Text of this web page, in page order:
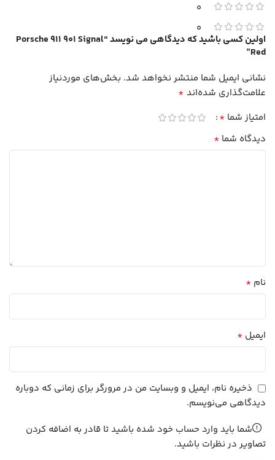
0
0
اولین کسی باشید که دیدگاهی می نویسد “Porsche 911 901 Signal
Red”
نشانی ایمیل شما منتشر نخواهد شد. بخش‌های موردنیاز
علامت‌گذاری شده‌اند *
امتیاز شما *
دیدگاه شما *
نام *
ایمیل *
ذخیره نام، ایمیل و وبسایت من در مرورگر برای زمانی که دوباره
دیدگاهی می‌نویسم.
شما باید وارد حساب خود شده باشید تا قادر به اضافه کردن
تصاویر در نظرات باشید.